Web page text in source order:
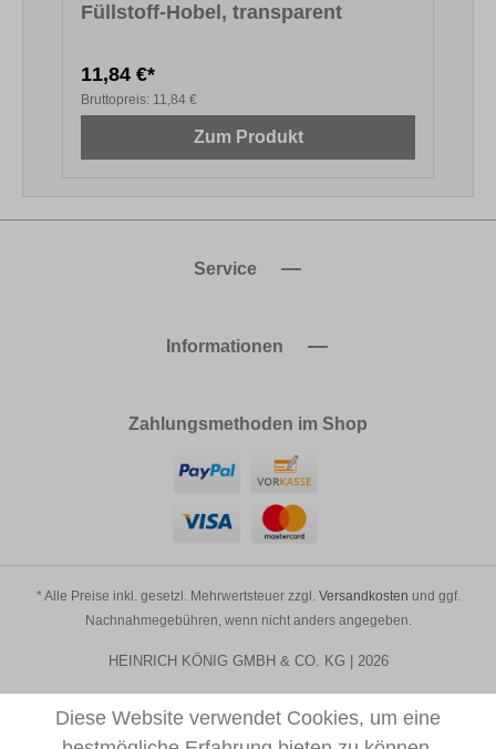
Füllstoff-Hobel, transparent
11,84 €*
Bruttopreis: 11,84 €
Zum Produkt
Service
Informationen
Zahlungsmethoden im Shop
* Alle Preise inkl. gesetzl. Mehrwertsteuer zzgl. Versandkosten und ggf.
Nachnahmegebühren, wenn nicht anders angegeben.
HEINRICH KÖNIG GMBH & CO. KG | 2026
Diese Website verwendet Cookies, um eine